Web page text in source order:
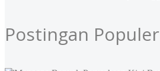
Postingan Populer